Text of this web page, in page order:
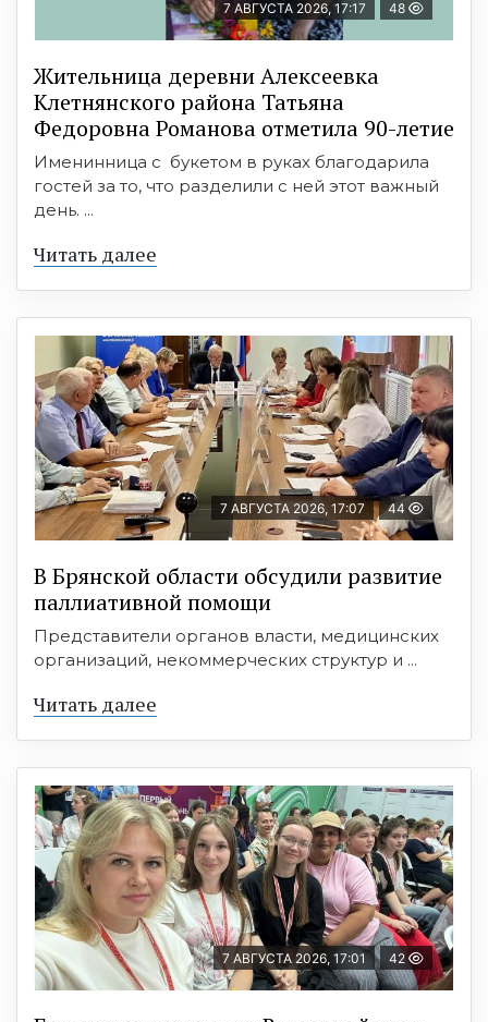
7 АВГУСТА 2026, 17:17 48
Жительница деревни Алексеевка
Клетнянского района Татьяна
Федоровна Романова отметила 90-летие
Именинница с букетом в руках благодарила
гостей за то, что разделили с ней этот важный
день. ...
Читать далее
7 АВГУСТА 2026, 17:07 44
В Брянской области обсудили развитие
паллиативной помощи
Представители органов власти, медицинских
организаций, некоммерческих структур и ...
Читать далее
7 АВГУСТА 2026, 17:01 42